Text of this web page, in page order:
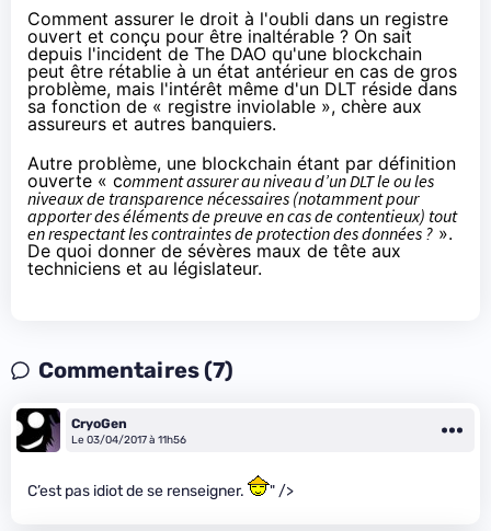
Comment assurer le droit à l'oubli dans un registre
ouvert et conçu pour être inaltérable ? On sait
depuis l'incident de The DAO qu'une blockchain
peut être rétablie à un état antérieur en cas de gros
problème, mais l'intérêt même d'un DLT réside dans
sa fonction de « registre inviolable », chère aux
assureurs et autres banquiers.
Autre problème, une blockchain étant par définition
ouverte « comment assurer au niveau d’un DLT le ou les
niveaux de transparence nécessaires (notamment pour
apporter des éléments de preuve en cas de contentieux) tout
en respectant les contraintes de protection des données ? ».
De quoi donner de sévères maux de tête aux
techniciens et au législateur.
Commentaires (7)
CryoGen
Le 03/04/2017 à 11h56
C’est pas idiot de se renseigner. " />